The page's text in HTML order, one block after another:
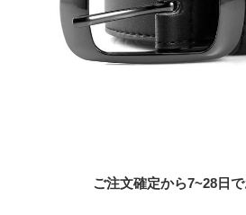
ご注文確定から7~28日